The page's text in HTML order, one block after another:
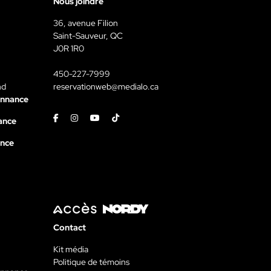
36, avenue Filion
Saint-Sauveur, QC
J0R 1R0
450-227-7999
reservationweb@medialo.ca
FacebookInstagramYoutubeTiktok
Contact
Kit média
Politique de témoins